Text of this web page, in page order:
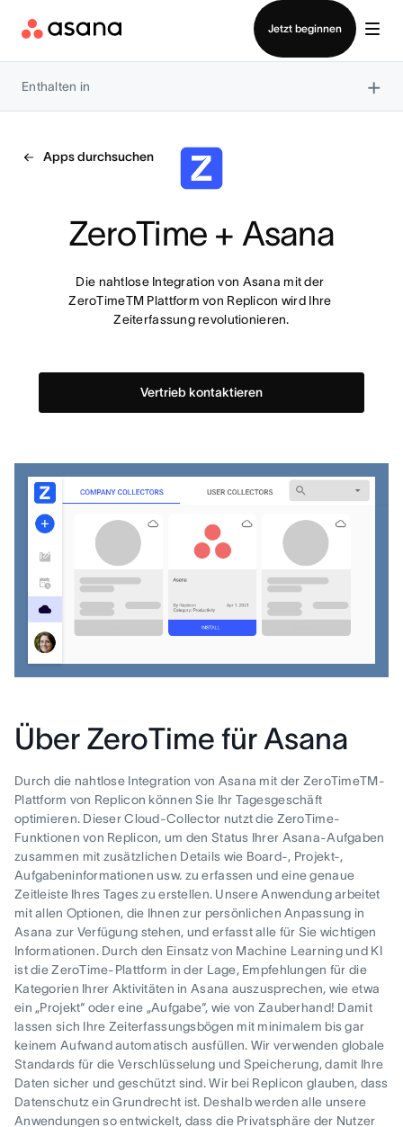
Jetzt beginnen
Vertrieb kontaktieren
Enthalten in ×
Apps durchsuchen
ZeroTime + Asana
Die nahtlose Integration von Asana mit der
ZeroTimeTM Plattform von Replicon wird Ihre
Zeiterfassung revolutionieren.
Vertrieb kontaktieren
Über ZeroTime für Asana
Durch die nahtlose Integration von Asana mit der ZeroTimeTM-
Plattform von Replicon können Sie Ihr Tagesgeschäft
optimieren. Dieser Cloud-Collector nutzt die ZeroTime-
Funktionen von Replicon, um den Status Ihrer Asana-Aufgaben
zusammen mit zusätzlichen Details wie Board-, Projekt-,
Aufgabeninformationen usw. zu erfassen und eine genaue
Zeitleiste Ihres Tages zu erstellen. Unsere Anwendung arbeitet
mit allen Optionen, die Ihnen zur persönlichen Anpassung in
Asana zur Verfügung stehen, und erfasst alle für Sie wichtigen
Informationen. Durch den Einsatz von Machine Learning und KI
ist die ZeroTime-Plattform in der Lage, Empfehlungen für die
Kategorien Ihrer Aktivitäten in Asana auszusprechen, wie etwa
ein „Projekt“ oder eine „Aufgabe“, wie von Zauberhand! Damit
lassen sich Ihre Zeiterfassungsbögen mit minimalem bis gar
keinem Aufwand automatisch ausfüllen. Wir verwenden globale
Standards für die Verschlüsselung und Speicherung, damit Ihre
Daten sicher und geschützt sind. Wir bei Replicon glauben, dass
Datenschutz ein Grundrecht ist. Deshalb werden alle unsere
Anwendungen so entwickelt, dass die Privatsphäre der Nutzer